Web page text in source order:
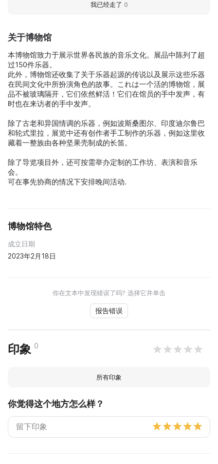
关于博物馆
本博物馆致力于展示世界各民族的音乐文化。展品中陈列了超
过150件乐器。
此外，博物馆还收集了关于乐器起源的传说以及展示这些乐器
在民间文化中所扮演角色的故事。これは一个活的博物馆，展
品不被玻璃隔开，它们依然鲜活！它们在馆员的手中发声，有
时也在来访者的手中发声。
除了古老和异国情调的乐器，例如波斯桑图尔、印度迪尔鲁巴
和轮式里拉，展览中还有创作者手工制作的乐器，例如这里收
藏着一整族由各种坚果壳制成的长笛。
除了导览项目外，还可按需举办定制的工作坊、表演和音乐
会。
可在事先协商的情况下安排晚间活动.
博物馆特色
成立日期
2023年2月18日
你在文本中发现错误了吗? 选择它并单击
报告错误
印象 0
所有印象
你觉得这个地方怎么样？
我已经走了 0